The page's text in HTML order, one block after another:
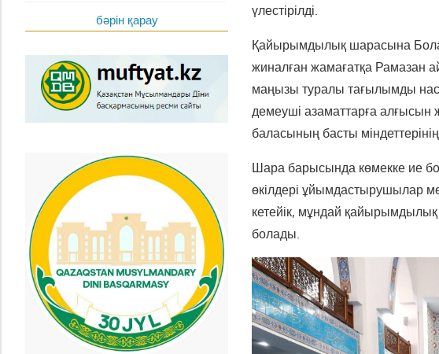
үлестірілді.
Қайырымдылық шарасына
жиналған жамағатқа Рамазан
маңызы туралы тағылымды
демеуші азаматтарға алғысын
баласының басты міндеттерінің
Шара барысында көмекке ие
өкілдері ұйымдастырушылар
кетейік, мұндай
болады.
бәрін қарау